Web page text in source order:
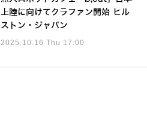
上陸に向けてクラファン開始 ヒル
ストン・ジャパン
2025.10.16 Thu 17:00